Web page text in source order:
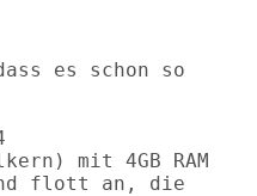
es schon so
mit 4GB RAM
flott an, die